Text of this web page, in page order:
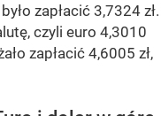
zapłacić 3,7324 zł.
czyli euro 4,3010
zapłacić 4,6005 zł,